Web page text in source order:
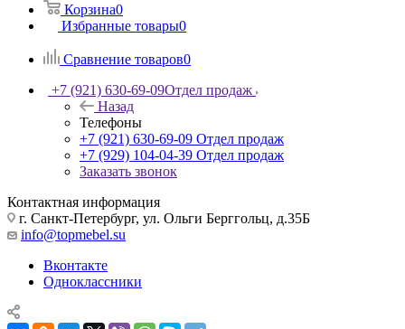
Корзина0
Избранные товары0
Сравнение товаров0
+7 (921) 630-69-09Отдел продаж
Назад
Телефоны
+7 (921) 630-69-09 Отдел продаж
+7 (929) 104-04-39 Отдел продаж
Заказать звонок
Контактная информация
г. Санкт-Петербург, ул. Ольги Берггольц, д.35Б
info@topmebel.su
Вконтакте
Одноклассники